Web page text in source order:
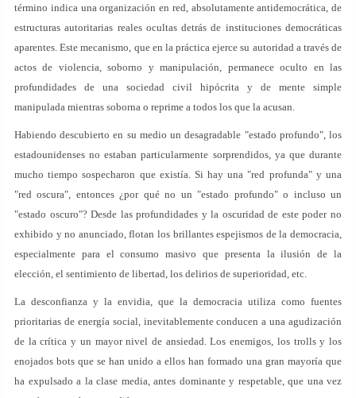
término indica una organización en red, absolutamente antidemocrática, de
estructuras autoritarias reales ocultas detrás de instituciones democráticas
aparentes. Este mecanismo, que en la práctica ejerce su autoridad a través de
actos de violencia, soborno y manipulación, permanece oculto en las
profundidades de una sociedad civil hipócrita y de mente simple
manipulada mientras soborna o reprime a todos los que la acusan.
Habiendo descubierto en su medio un desagradable "estado profundo", los
estadounidenses no estaban particularmente sorprendidos, ya que durante
mucho tiempo sospecharon que existía. Si hay una "red profunda" y una
"red oscura", entonces ¿por qué no un "estado profundo" o incluso un
"estado oscuro"? Desde las profundidades y la oscuridad de este poder no
exhibido y no anunciado, flotan los brillantes espejismos de la democracia,
especialmente para el consumo masivo que presenta la ilusión de la
elección, el sentimiento de libertad, los delirios de superioridad, etc.
La desconfianza y la envidia, que la democracia utiliza como fuentes
prioritarias de energía social, inevitablemente conducen a una agudización
de la crítica y un mayor nivel de ansiedad. Los enemigos, los trolls y los
enojados bots que se han unido a ellos han formado una gran mayoría que
ha expulsado a la clase media, antes dominante y respetable, que una vez